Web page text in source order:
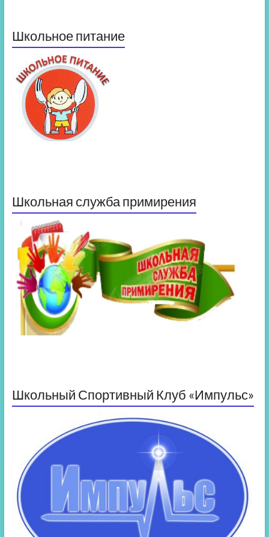
Школьное питание
Школьная служба примирения
Школьный Спортивный Клуб «Импульс»